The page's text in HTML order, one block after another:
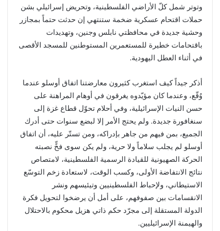
وتوتر شمل كلّ الأراضي الفلسطينية، وتحريض إسرائيلي بشن
حملات اقتحام عسكرية ضخمة ستنتهي إن حدثت حتماً بمجازر
وحشية جديدة في محافظتي نابلس وجنين، وتهديدات
باقتحامات خطيرة للمستعمرين المستوطنين للمسجد الأقصى
في أثناء العطل اليهودية.
أذكر جيداً كيف استغرب كثيرون معارضتنا اتفاق أوسلو عندما
وُقّع، وعندما كان مؤيّدوه يغرقون في أوهام المراهنة على
حسن النيات الإسرائيلية، وفي أحلام تحوّل قطاع غزة إلى
سنغافورة جديدة. ولم يحتج الأمر إلا لبضع سنوات حتى أدرك
الجميع، بمن فيهم من جاهر بإدراكه، ومن تستّر عليه، أن اتفاق
أوسلو لم يجلب سلاماً ولا حرية، ولم يكن سوى فخٍّ نصبته
الحركة الصهيونية للقيادة الرسمية الفلسطينية، لامتصاص
نتائج الانتفاضة الأولى، وكسب الوقت، لاستعادة زخم التوسّع
الاستيطاني، ولإحباط الفلسطينيين وتيئيسهم ونشر
الانقسامات بين صفوفهم، على أمل أن يرضخوا لتحويل فكرة
الدولة المستقلة إلى مجرّد حكم ذاتي هزيل محكوم بالاحتلال
والهيمنة الإسرائيليين.